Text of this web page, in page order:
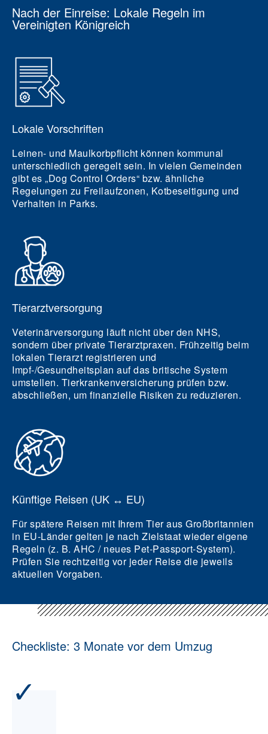
Nach der Einreise: Lokale Regeln im
Vereinigten Königreich
Lokale Vorschriften
Leinen- und Maulkorbpflicht können kommunal
unterschiedlich geregelt sein. In vielen Gemeinden
gibt es „Dog Control Orders“ bzw. ähnliche
Regelungen zu Freilaufzonen, Kotbeseitigung und
Verhalten in Parks.
Tierarztversorgung
Veterinärversorgung läuft nicht über den NHS,
sondern über private Tierarztpraxen. Frühzeitig beim
lokalen Tierarzt registrieren und
Impf-/Gesundheitsplan auf das britische System
umstellen. Tierkrankenversicherung prüfen bzw.
abschließen, um finanzielle Risiken zu reduzieren.
Künftige Reisen (UK ↔ EU)
Für spätere Reisen mit Ihrem Tier aus Großbritannien
in EU-Länder gelten je nach Zielstaat wieder eigene
Regeln (z. B. AHC / neues Pet-Passport-System).
Prüfen Sie rechtzeitig vor jeder Reise die jeweils
aktuellen Vorgaben.
Checkliste: 3 Monate vor dem Umzug
✓